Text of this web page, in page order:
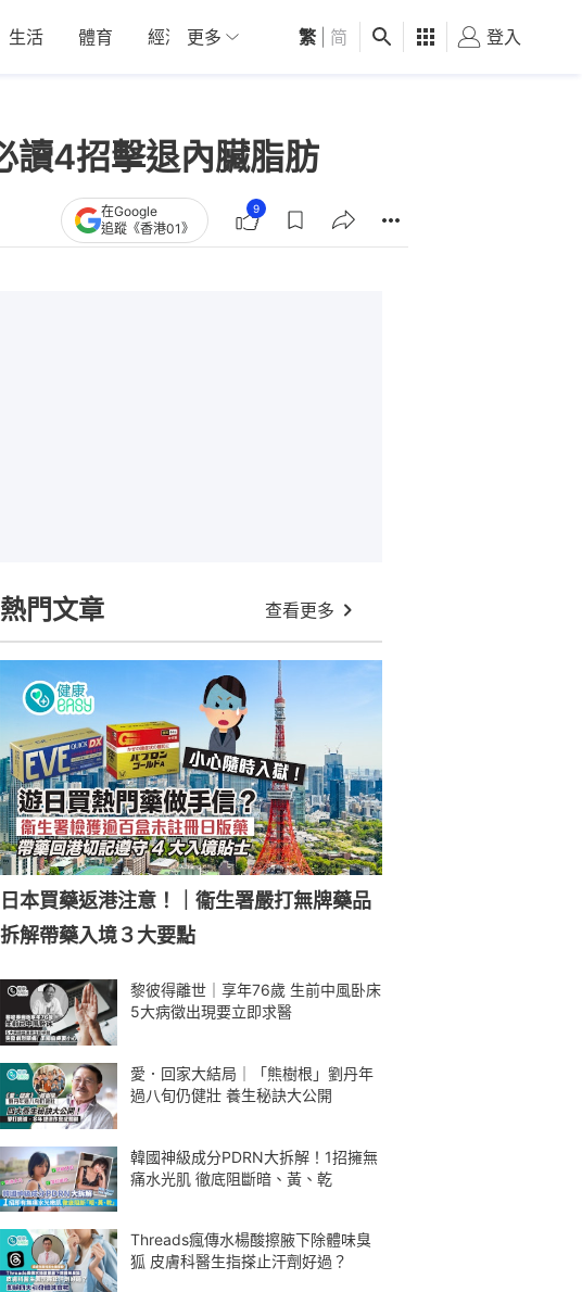
生活 體育 經濟 01深圳 觀點 健康 好食玩飛
更多 繁 简 登入
讀4招擊退內臟脂肪
在Google
追蹤《香港01》
9
熱門文章 查看更多
日本買藥返港注意！｜衞生署嚴打無牌藥品
拆解帶藥入境３大要點
黎彼得離世｜享年76歲 生前中風卧床
5大病徵出現要立即求醫
愛．回家大結局｜「熊樹根」劉丹年
過八旬仍健壯 養生秘訣大公開
韓國神級成分PDRN大拆解！1招擁無
痛水光肌 徹底阻斷暗、黃、乾
Threads瘋傳水楊酸擦腋下除體味臭
狐 皮膚科醫生指搽止汗劑好過？